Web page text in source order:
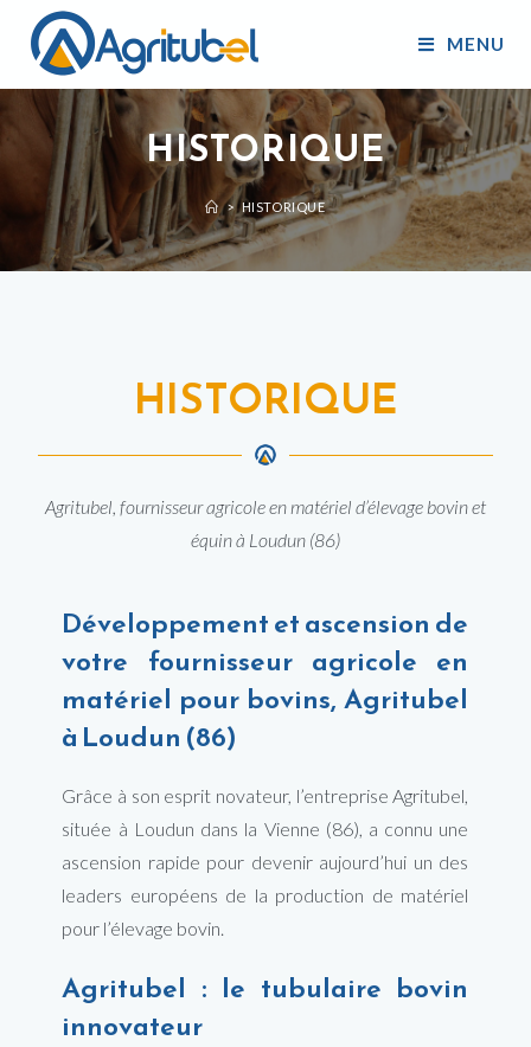
MENU
HISTORIQUE
> HISTORIQUE
HISTORIQUE
Agritubel, fournisseur agricole en matériel d’élevage bovin et
équin à Loudun (86)
Développement et ascension de
votre fournisseur agricole en
matériel pour bovins, Agritubel
à Loudun (86)
Grâce à son esprit novateur, l’entreprise Agritubel,
située à Loudun dans la Vienne (86), a connu une
ascension rapide pour devenir aujourd’hui un des
leaders européens de la production de matériel
pour l’élevage bovin.
Agritubel : le tubulaire bovin
innovateur